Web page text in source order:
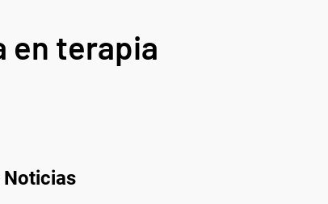
en terapia